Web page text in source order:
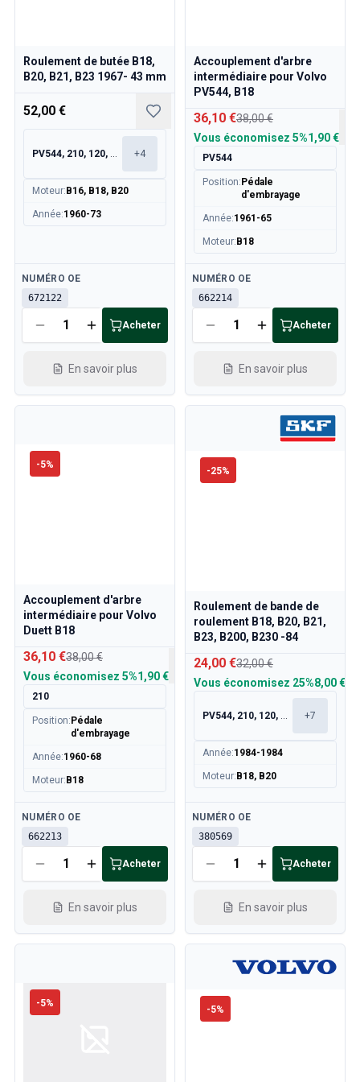
Volvo 850 Pièces de carrosserie
Volvo 850 Système de carburant/échappement
Transmission Volvo 850
Volvo 850 Système de refroidissement
Volvo 850 Pièces de moteur
Volvo 850 Système de chauffage
Volvo 850 Direction/suspension
Freins
Électricité
Moteur
Carburant & Échappement
Refroidissement
Commande des gaz
Accessoires & Divers
Roulement de butée B18,
B20, B21, B23 1967- 43 mm
52,00 €
PV544, 210, 120, 130 +4
Moteur: B16, B18, B20
Année:1960-73
Disponible
NUMÉRO OE
672122
Acheter
En savoir plus
Accouplement d'arbre
intermédiaire pour Volvo
PV544, B18
36,10 €38,00 €
Vous économisez 5%1,90 €
PV544
Position: Pédale
d'embrayage
Année:1961-65
Moteur: B18
Disponible
NUMÉRO OE
662214
Acheter
En savoir plus
-5%
Accouplement d'arbre
intermédiaire pour Volvo
Duett B18
36,10 €38,00 €
Vous économisez 5%1,90 €
210
Position: Pédale
d'embrayage
Année:1960-68
Moteur: B18
Disponible
NUMÉRO OE
662213
Acheter
En savoir plus
-25%
Roulement de bande de
roulement B18, B20, B21,
B23, B200, B230 -84
24,00 €32,00 €
Vous économisez 25%8,00 €
PV544, 210, 120, 130 +7
Année:1984-1984
Moteur: B18, B20
Disponible
NUMÉRO OE
380569
Acheter
En savoir plus
-5%
-5%